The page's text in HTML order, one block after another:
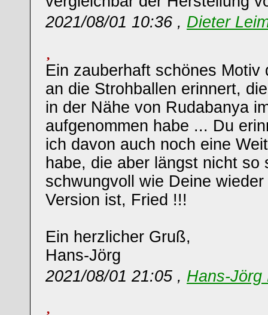
2021/08/01 10:36 , Dieter
Ein zauberhaft schönes Motiv
an die Strohballen erinnert,
in der Nähe von Rudabanya
aufgenommen habe ... Du
ich davon auch noch eine
habe, die aber längst nicht so
schwungvoll wie Deine
Version ist, Fried !!!
Ein herzlicher Gruß,
Hans-Jörg
2021/08/01 21:05 , Hans-Jörg